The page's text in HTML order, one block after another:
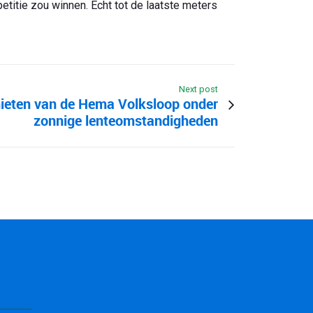
zou winnen. Echt tot de laatste meters
Next post
van de Hema Volksloop onder
zonnige lenteomstandigheden